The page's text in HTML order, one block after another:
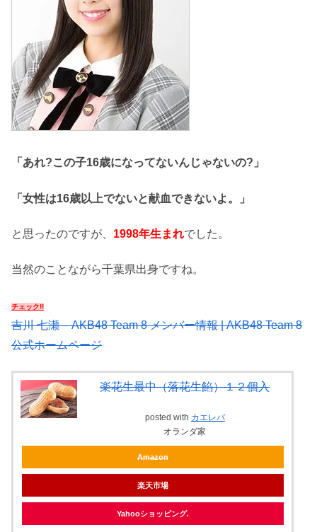
「あれ?この子16歳になってないんじゃないの?」
「女性は16歳以上でないと献血できないよ。」
と思ったのですが、 1998年生まれでした。
当然のことながら千葉県出身ですね。
チェック!!
吉川 七瀬 – AKB48 Team 8 メンバー情報 | AKB48 Team 8
公式ホームページ
楽花生最中（落花生餡）１２個入
posted with カエレバ
オランダ家
Amazon
楽天市場
Yahooショッピング